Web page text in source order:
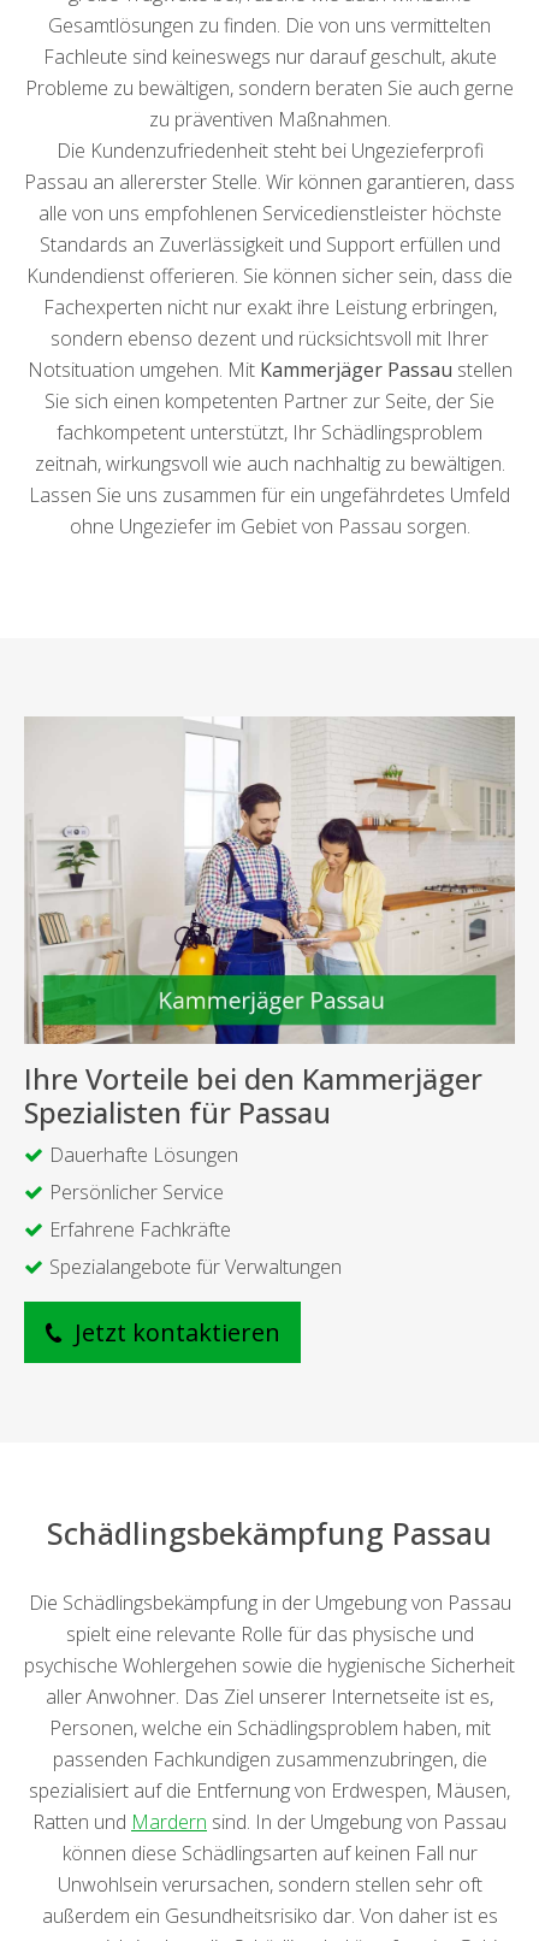
Gesamtlösungen zu finden. Die von uns vermittelten
Fachleute sind keineswegs nur darauf geschult, akute
Probleme zu bewältigen, sondern beraten Sie auch gerne
zu präventiven Maßnahmen.
Die Kundenzufriedenheit steht bei Ungezieferprofi
Passau an allererster Stelle. Wir können garantieren, dass
alle von uns empfohlenen Servicedienstleister höchste
Standards an Zuverlässigkeit und Support erfüllen und
Kundendienst offerieren. Sie können sicher sein, dass die
Fachexperten nicht nur exakt ihre Leistung erbringen,
sondern ebenso dezent und rücksichtsvoll mit Ihrer
Notsituation umgehen. Mit Kammerjäger Passau stellen
Sie sich einen kompetenten Partner zur Seite, der Sie
fachkompetent unterstützt, Ihr Schädlingsproblem
zeitnah, wirkungsvoll wie auch nachhaltig zu bewältigen.
Lassen Sie uns zusammen für ein ungefährdetes Umfeld
ohne Ungeziefer im Gebiet von Passau sorgen.
Ihre Vorteile bei den Kammerjäger
Spezialisten für Passau
Dauerhafte Lösungen
Persönlicher Service
Erfahrene Fachkräfte
Spezialangebote für Verwaltungen
Jetzt kontaktieren
Schädlingsbekämpfung Passau
Die Schädlingsbekämpfung in der Umgebung von Passau
spielt eine relevante Rolle für das physische und
psychische Wohlergehen sowie die hygienische Sicherheit
aller Anwohner. Das Ziel unserer Internetseite ist es,
Personen, welche ein Schädlingsproblem haben, mit
passenden Fachkundigen zusammenzubringen, die
spezialisiert auf die Entfernung von Erdwespen, Mäusen,
Ratten und Mardern sind. In der Umgebung von Passau
können diese Schädlingsarten auf keinen Fall nur
Unwohlsein verursachen, sondern stellen sehr oft
außerdem ein Gesundheitsrisiko dar. Von daher ist es